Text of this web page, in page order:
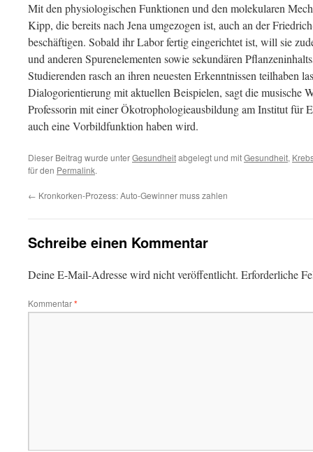
Mit den physiologischen Funktionen und den molekularen
Kipp, die bereits nach Jena umgezogen ist, auch an der
beschäftigen. Sobald ihr Labor fertig eingerichtet ist, will sie
und anderen Spurenelementen sowie sekundären
Studierenden rasch an ihren neuesten Erkenntnissen teilhaben
Dialogorientierung mit aktuellen Beispielen, sagt die musische
Professorin mit einer Ökotrophologieausbildung am Institut für
auch eine Vorbildfunktion haben wird.
Dieser Beitrag wurde unterGesundheitabgelegt und mitGesundheit,
für den Permalink.
← Kronkorken-Prozess: Auto-Gewinner muss zahlen
Schreibe einen Kommentar
Deine E-Mail-Adresse wird nicht veröffentlicht. Erforderliche
Kommentar*